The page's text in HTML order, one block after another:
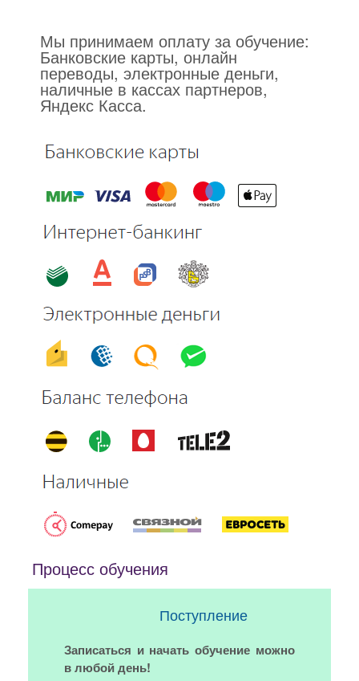
Мы принимаем оплату за обучение:
Банковские карты, онлайн
переводы, электронные деньги,
наличные в кассах партнеров,
Яндекс Касса.
Процесс обучения
Поступление
Записаться и начать обучение можно
в любой день!